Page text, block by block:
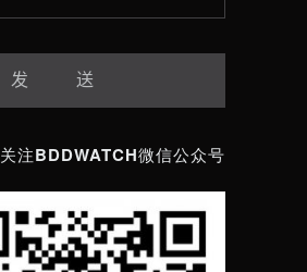
关注BDDWATCH微信公众号